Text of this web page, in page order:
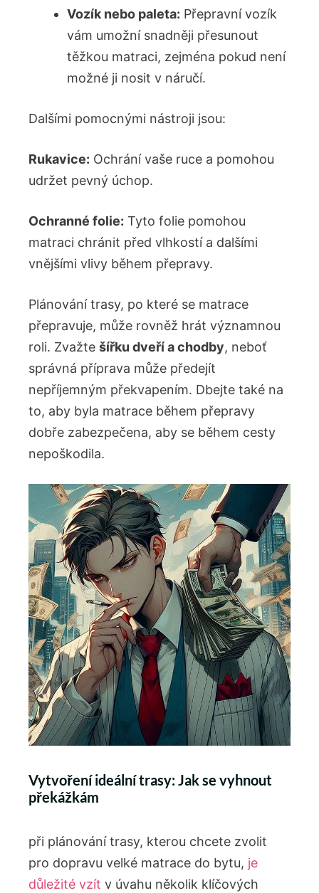
Vozík nebo paleta: Přepravní vozík
vám umožní snadněji přesunout
těžkou matraci, zejména pokud není
možné ji nosit v náručí.
Dalšími pomocnými nástroji jsou:
Rukavice: Ochrání vaše ruce a pomohou
udržet pevný úchop.
Ochranné folie: Tyto folie pomohou
matraci chránit před vlhkostí a dalšími
vnějšími vlivy během přepravy.
Plánování trasy, po které se matrace
přepravuje, může rovněž hrát významnou
roli. Zvažte šířku dveří a chodby, neboť
správná příprava může předejít
nepříjemným překvapením. Dbejte také na
to, aby byla matrace během přepravy
dobře zabezpečena, aby se během cesty
nepoškodila.
Vytvoření ideální trasy: Jak se vyhnout
překážkám
při plánování trasy, kterou chcete zvolit
pro dopravu velké matrace do bytu, je
důležité vzít v úvahu několik klíčových